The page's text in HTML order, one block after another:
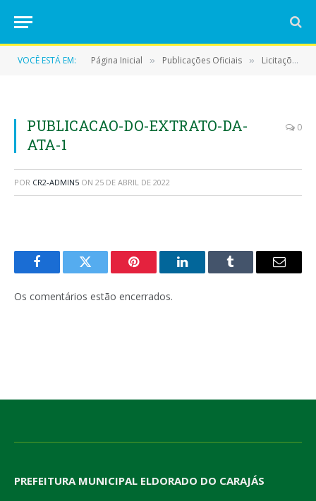
VOCÊ ESTÁ EM: Página Inicial » Publicações Oficiais » Licitações
PUBLICACAO-DO-EXTRATO-DA-
ATA-1
0
POR CR2-ADMIN5 ON 25 DE ABRIL DE 2022
FacebookTwitter Pinterest LinkedInTumblr
E-
Os comentários estão encerrados.
PREFEITURA MUNICIPAL ELDORADO DO CARAJÁS